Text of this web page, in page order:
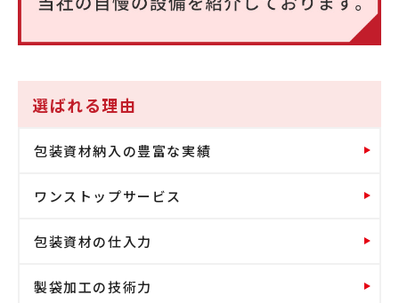
選ばれる理由
包装資材納入の豊富な実績
ワンストップサービス
包装資材の仕入力
製袋加工の技術力